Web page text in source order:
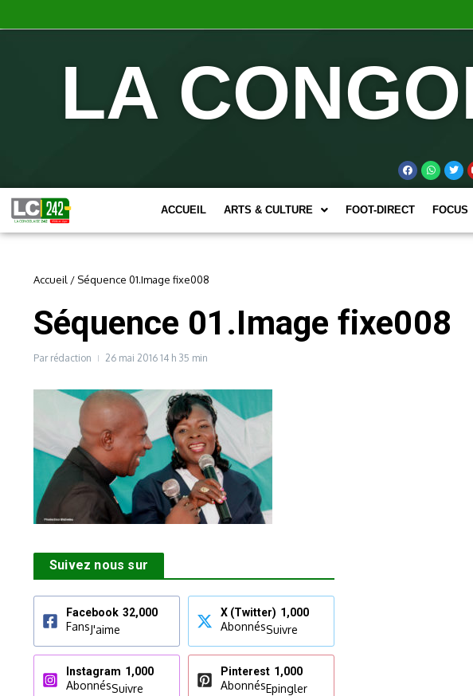
LA
ACCUEIL ARTS & CULTURE FOOT-DIRECT FOCUS
Accueil / Séquence 01.Image fixe008
Séquence 01.Image fixe008
Par rédaction 26 mai 2016 14 h 35 min
Suivez nous sur
Facebook 32,000
FansJ'aime
X (Twitter) 1,000
AbonnésSuivre
Instagram 1,000
AbonnésSuivre
Pinterest 1,000
AbonnésEpingler